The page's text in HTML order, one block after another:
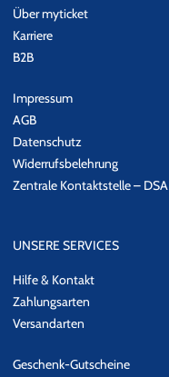
Über myticket
Karriere
B2B
Impressum
AGB
Datenschutz
Widerrufsbelehrung
Zentrale Kontaktstelle – DSA
UNSERE SERVICES
Hilfe & Kontakt
Zahlungsarten
Versandarten
Geschenk-Gutscheine